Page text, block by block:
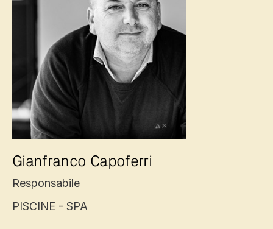
Gianfranco Capoferri
Responsabile
PISCINE - SPA